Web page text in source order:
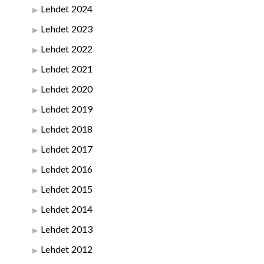
Lehdet 2024
Lehdet 2023
Lehdet 2022
Lehdet 2021
Lehdet 2020
Lehdet 2019
Lehdet 2018
Lehdet 2017
Lehdet 2016
Lehdet 2015
Lehdet 2014
Lehdet 2013
Lehdet 2012